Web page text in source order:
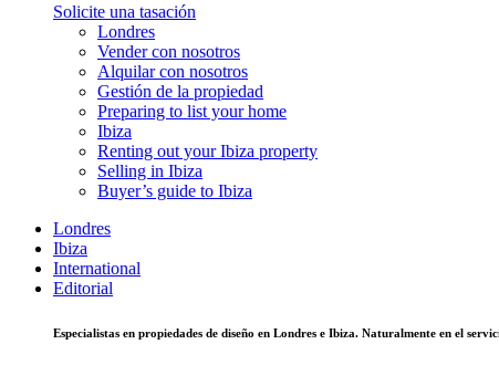
Solicite una tasación
Londres
Vender con nosotros
Alquilar con nosotros
Gestión de la propiedad
Preparing to list your home
Ibiza
Renting out your Ibiza property
Selling in Ibiza
Buyer’s guide to Ibiza
Londres
Ibiza
International
Editorial
Especialistas en propiedades de diseño en Londres e Ibiza. Naturalmente en el